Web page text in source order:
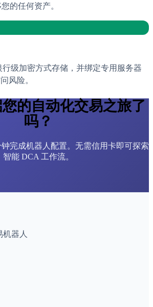
的任何资产。
级加密方式存储，并绑定专用服务器
风险。
的自动化交易之旅了
吗？
完成机器人配置。无需信用卡即可探索
智能 DCA 工作流。
器人